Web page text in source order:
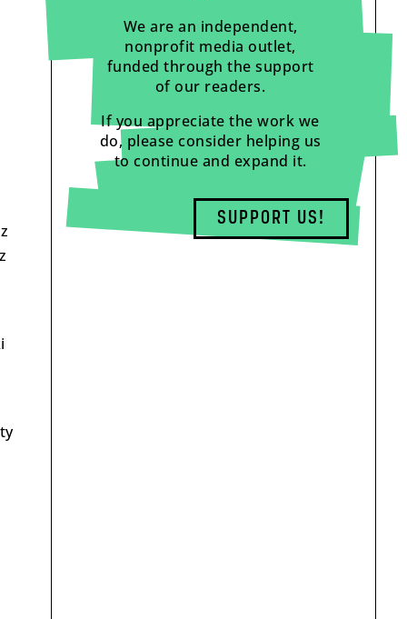
We are an independent,
nonprofit media outlet,
funded through the support
of our readers.
If you appreciate the work we
do, please consider helping us
to continue and expand it.
SUPPORT US!